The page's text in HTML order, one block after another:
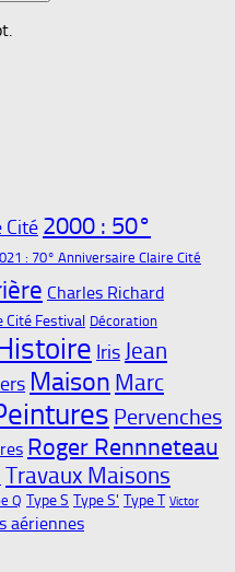
Cité 2000 : 50°
: 70° Anniversaire Claire Cité
Charles Richard
Cité Festival Décoration
Iris Jean
Maison Marc
Pervenches
Roger Rennneteau
Travaux Maisons
Q Type S Type S' Type T Victor
aériennes